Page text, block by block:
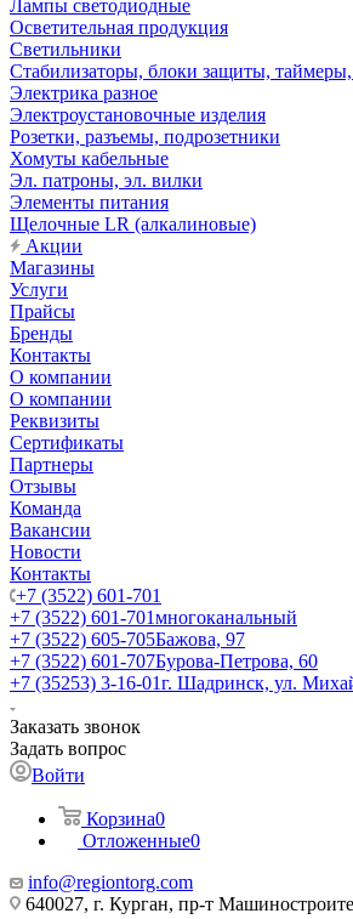
Лампы светодиодные
Осветительная продукция
Светильники
Стабилизаторы, блоки защиты,
Электрика разное
Электроустановочные изделия
Розетки, разъемы, подрозетники
Хомуты кабельные
Эл. патроны, эл. вилки
Элементы питания
Щелочные LR (алкалиновые)
Акции
Магазины
Услуги
Прайсы
Бренды
Контакты
О компании
О компании
Реквизиты
Сертификаты
Партнеры
Отзывы
Команда
Вакансии
Новости
Контакты
+7 (3522) 601-701
+7 (3522) 601-701многоканальный
+7 (3522) 605-705Бажова, 97
+7 (3522) 601-707Бурова-Петрова, 60
+7 (35253) 3-16-01г. Шадринск, ул.
Заказать звонок
Задать вопрос
Войти
Корзина0
Отложенные0
info@regiontorg.com
640027, г. Курган, пр-т